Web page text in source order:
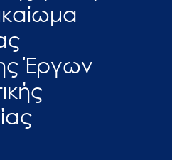
Έργων